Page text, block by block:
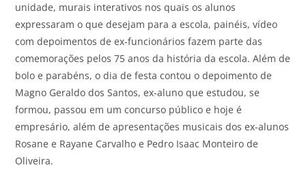
unidade, murais interativos nos quais os alunos
expressaram o que desejam para a escola, painéis, vídeo
com depoimentos de ex-funcionários fazem parte das
comemorações pelos 75 anos da história da escola. Além de
bolo e parabéns, o dia de festa contou o depoimento de
Magno Geraldo dos Santos, ex-aluno que estudou, se
formou, passou em um concurso público e hoje é
empresário, além de apresentações musicais dos ex-alunos
Rosane e Rayane Carvalho e Pedro Isaac Monteiro de
Oliveira.